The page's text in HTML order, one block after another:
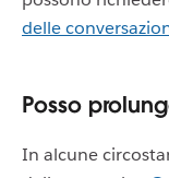
delle
Posso
In alcune